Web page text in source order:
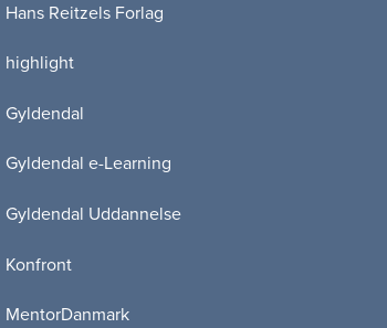
Hans Reitzels Forlag
highlight
Gyldendal
Gyldendal e-Learning
Gyldendal Uddannelse
Konfront
MentorDanmark